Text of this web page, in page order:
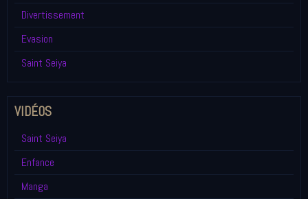
Divertissement
Evasion
Saint Seiya
VIDÉOS
Saint Seiya
Enfance
Manga